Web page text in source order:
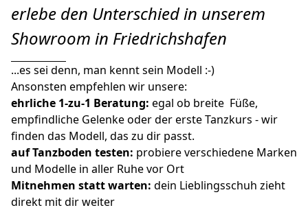
erlebe den Unterschied in unserem
Showroom in Friedrichshafen
...es sei denn, man kennt sein Modell :-)
Ansonsten empfehlen wir unsere:
ehrliche 1-zu-1 Beratung: egal ob breite  Füße,
empfindliche Gelenke oder der erste Tanzkurs - wir
finden das Modell, das zu dir passt.
auf Tanzboden testen: probiere verschiedene Marken
und Modelle in aller Ruhe vor Ort
Mitnehmen statt warten: dein Lieblingsschuh zieht
direkt mit dir weiter